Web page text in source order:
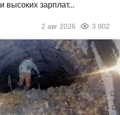
высоких зарплат...
2 авг 2026 3 802